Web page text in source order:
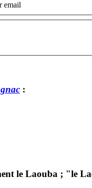
email
:
le Laouba ; "le